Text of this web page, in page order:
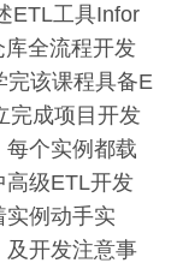
ETL工具Infor
全流程开发
完该课程具备E
完成项目开发
个实例都载
高级ETL开发
实例动手实
及开发注意事